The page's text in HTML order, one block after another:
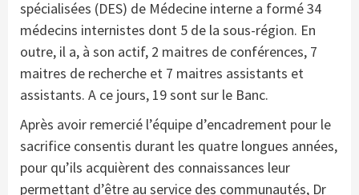
spécialisées (DES) de Médecine interne a formé 34
médecins internistes dont 5 de la sous-région. En
outre, il a, à son actif, 2 maitres de conférences, 7
maitres de recherche et 7 maitres assistants et
assistants. A ce jours, 19 sont sur le Banc.
Après avoir remercié l’équipe d’encadrement pour le
sacrifice consentis durant les quatre longues années,
pour qu’ils acquièrent des connaissances leur
permettant d’être au service des communautés, Dr